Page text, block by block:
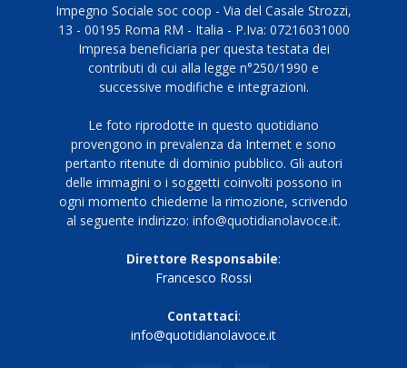
Impegno Sociale soc coop - Via del Casale Strozzi,
13 - 00195 Roma RM - Italia - P.Iva: 07216031000
Impresa beneficiaria per questa testata dei
contributi di cui alla legge n°250/1990 e
successive modifiche e integrazioni.
Le foto riprodotte in questo quotidiano
provengono in prevalenza da Internet e sono
pertanto ritenute di dominio pubblico. Gli autori
delle immagini o i soggetti coinvolti possono in
ogni momento chiederne la rimozione, scrivendo
al seguente indirizzo: info@quotidianolavoce.it.
Direttore Responsabile:
Francesco Rossi
Contattaci:
info@quotidianolavoce.it